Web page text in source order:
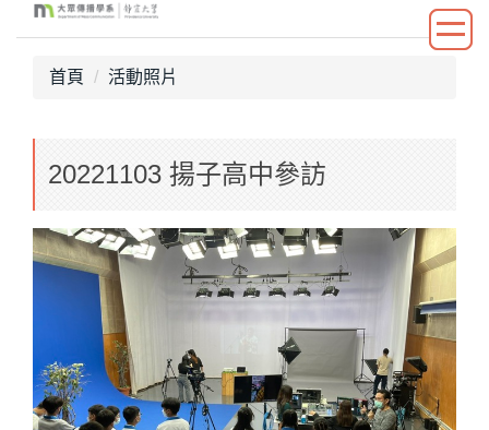
到
首頁 活動照片
20221103 揚子高中參訪